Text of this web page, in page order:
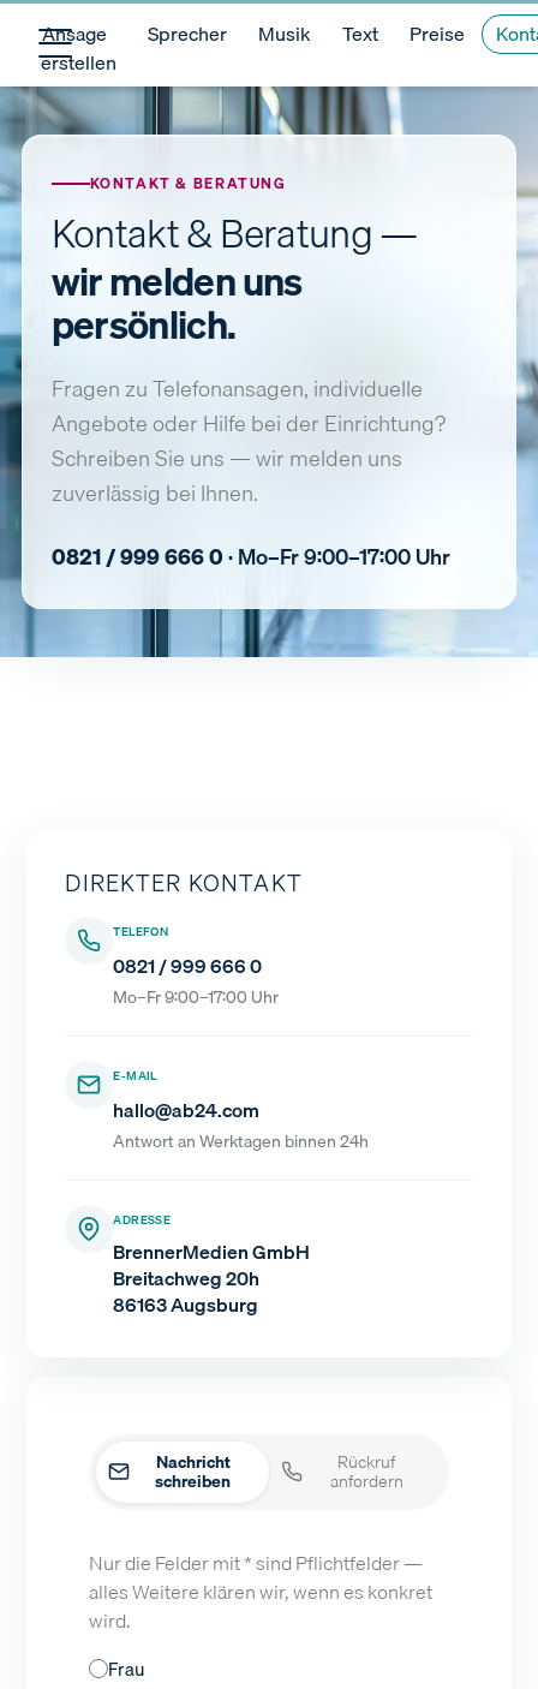
Ansage
erstellen
Sprecher Musik Text Preise
KONTAKT & BERATUNG
Kontakt & Beratung —
wir melden uns
persönlich.
Fragen zu Telefonansagen, individuelle
Angebote oder Hilfe bei der Einrichtung?
Schreiben Sie uns — wir melden uns
zuverlässig bei Ihnen.
0821 / 999 666 0· Mo–Fr 9:00–17:00 Uhr
DIREKTER KONTAKT
TELEFON
0821 / 999 666 0
Mo–Fr 9:00–17:00 Uhr
E-MAIL
hallo@ab24.com
Antwort an Werktagen binnen 24h
ADRESSE
BrennerMedien GmbH
Breitachweg 20h
86163 Augsburg
Nachricht
schreiben
Rückruf
anfordern
Nur die Felder mit * sind Pflichtfelder —
alles Weitere klären wir, wenn es konkret
wird.
Frau